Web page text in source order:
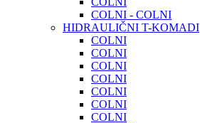
COLNI - COLNI
HIDRAULIČNI T-KOMADI
COLNI
COLNI
COLNI
COLNI
COLNI
COLNI
COLNI